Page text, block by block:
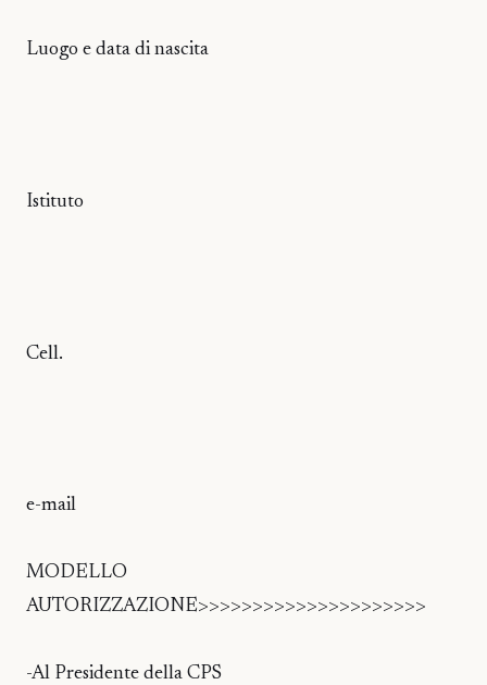
Luogo e data di nascita
Istituto
Cell.
e-mail
MODELLO
AUTORIZZAZIONE>>>>>>>>>>>>>>>>>>>>>
-Al Presidente della CPS